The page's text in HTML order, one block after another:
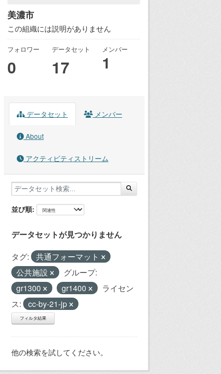
美濃市
この組織には説明がありません
フォロワー
0
データセット
17
メンバー
1
データセット メンバー
About
アクティビティストリーム
並び順
データセットが見つかりません
タグ:
共通フォーマット
公共施設
グループ:
gr1300
gr1400
ライセン
ス:
cc-by-21-jp
フィルタ結果
他の検索を試してください。